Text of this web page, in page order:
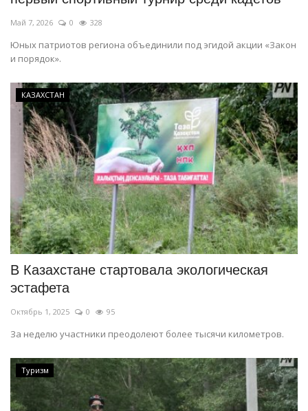
РАЗВЛЕЧЕНИЯ
OFFICIAL
Курултай
Язык
Қазақша Русский
Май 7, 2026 0 328
Юных патриотов региона объединили под эгидой акции «Закон
и порядок».
КАЗАХСТАН
В Казахстане стартовала экологическая
эстафета
Октябрь 1, 2025 0 95
За неделю участники преодолеют более тысячи километров.
Туризм